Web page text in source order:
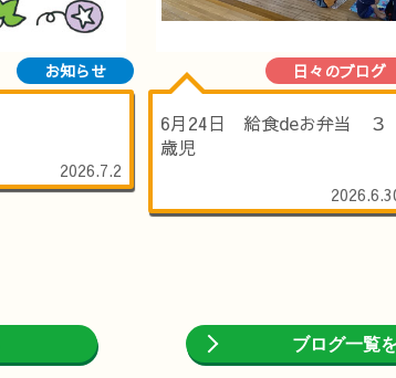
お知らせ
2026.7.2
日々のブログ
6月24日 給食deお弁当 ３
歳児
ブログ一覧